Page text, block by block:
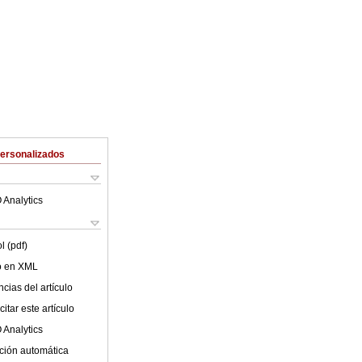
Analytics
(pdf)
en XML
del artículo
este artículo
Analytics
automática